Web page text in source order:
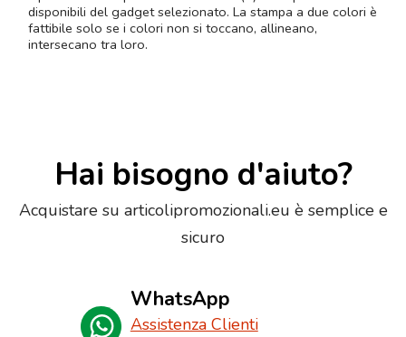
disponibili del gadget selezionato. La stampa a due colori è
fattibile solo se i colori non si toccano, allineano,
intersecano tra loro.
Hai bisogno d'aiuto?
Acquistare su articolipromozionali.eu è semplice e
sicuro
WhatsApp
Assistenza Clienti